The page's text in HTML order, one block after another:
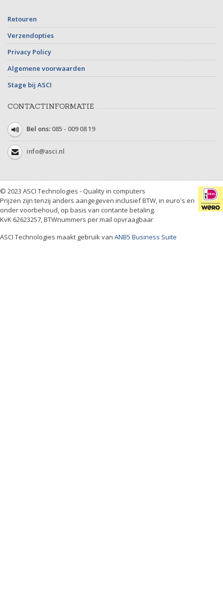
Retouren
Verzendopties
Privacy Policy
Algemene voorwaarden
Stage bij ASCI
CONTACTINFORMATIE
Bel ons: 085 - 009 08 19
info@asci.nl
© 2023 ASCI Technologies - Quality in computers
Prijzen zijn tenzij anders aangegeven inclusief BTW, in euro's en
onder voorbehoud, op basis van contante betaling.
KvK 62623257, BTWnummers per mail opvraagbaar
ASCI Technologies maakt gebruik van ANB5 Business Suite